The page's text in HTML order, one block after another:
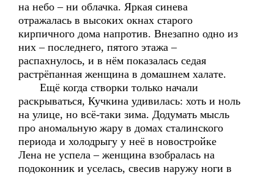
на небо – ни облачка. Яркая синева
отражалась в высоких окнах старого
кирпичного дома напротив. Внезапно одно из
них – последнего, пятого этажа –
распахнулось, и в нём показалась седая
растрёпанная женщина в домашнем халате.
Ещё когда створки только начали
раскрываться, Кучкина удивилась: хоть и ноль
на улице, но всё-таки зима. Додумать мысль
про аномальную жару в домах сталинского
периода и холодрыгу у неё в новостройке
Лена не успела – женщина взобралась на
подоконник и уселась, свесив наружу ноги в